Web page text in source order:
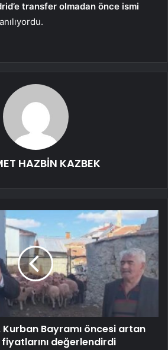
transfer olmadan önce ismi
HAZBİN KAZBEK
Kurban Bayramı öncesi artan
fiyatlarını değerlendirdi